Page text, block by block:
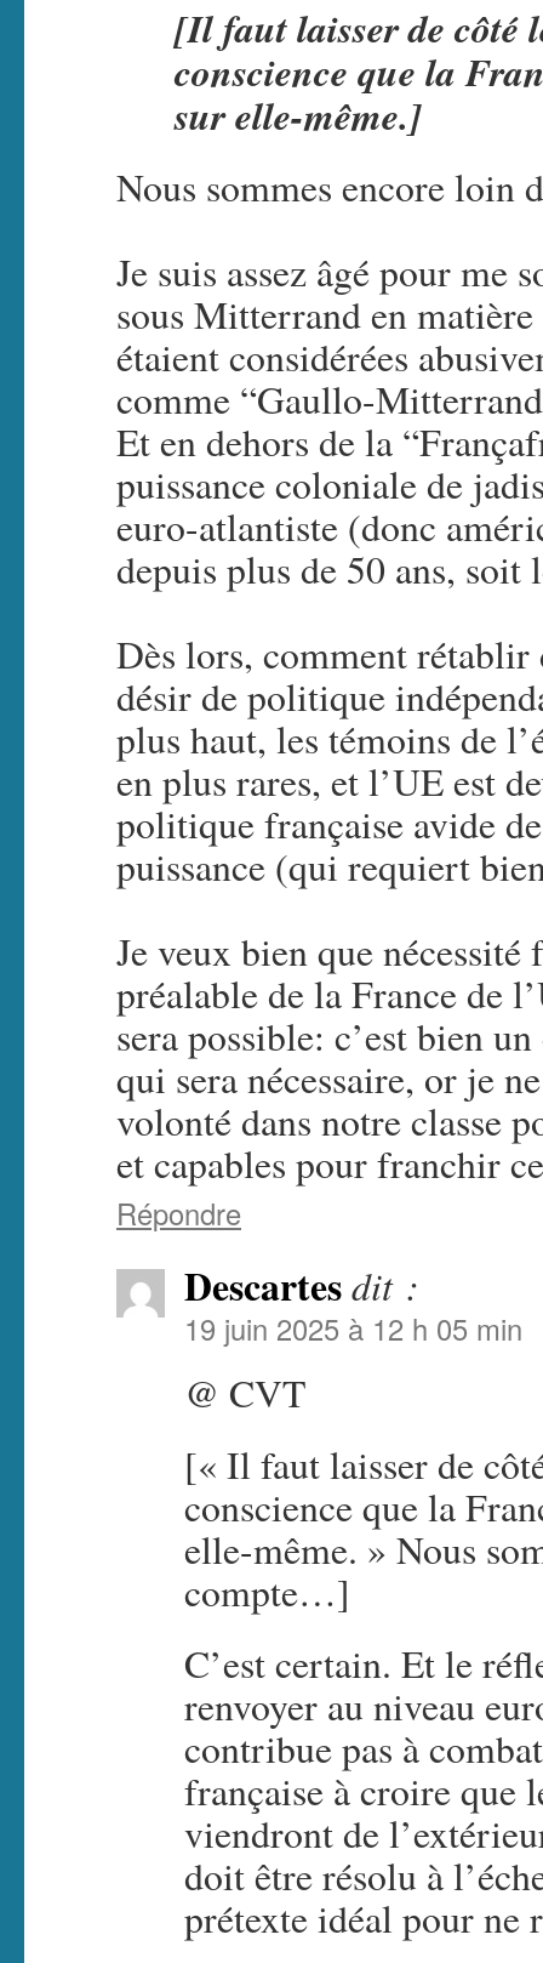
[Il faut laisser de côté
conscience que la
sur elle-même.]
Nous sommes encore
Je suis assez âgé pour me
sous Mitterrand en
étaient considérées
comme “Gaullo-
Et en dehors de la
puissance coloniale de
euro-atlantiste (donc
depuis plus de 50 ans,
Dès lors, comment
désir de politique
plus haut, les témoins de
en plus rares, et l’UE est
politique française avide
puissance (qui requiert
Je veux bien que
préalable de la France de
sera possible: c’est bien
qui sera nécessaire, or je
volonté dans notre classe
et capables pour franchir
Répondre
Descartesdit :
19 juin 2025 à 12 h 05 min
@ CVT
[« Il faut laisser de
conscience que la
elle-même. » Nous
compte…]
C’est certain. Et le
renvoyer au niveau
contribue pas à
française à croire que
viendront de
doit être résolu à
prétexte idéal pour ne